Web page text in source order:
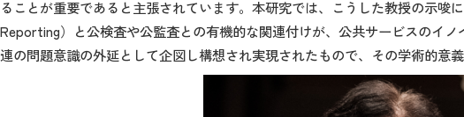
ることが重要であると主張されています。本研究では、こうした教授の示
Reporting）と公検査や公監査との有機的な関連付けが、公共サービスのイ
連の問題意識の外延として企図し構想され実現されたもので、その学術的意